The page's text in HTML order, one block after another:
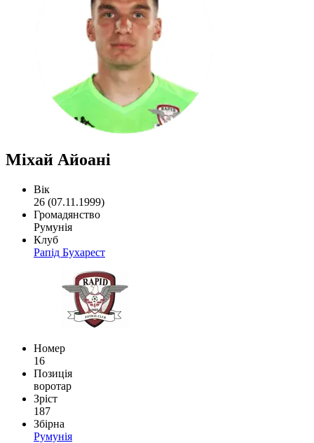
Міхай Айоані
Вік
26 (07.11.1999)
Громадянство
Румунія
Клуб
Рапід Бухарест
Номер
16
Позиція
воротар
Зріст
187
Збірна
Румунія